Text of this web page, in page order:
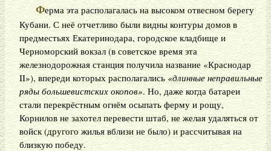
Ферма эта располагалась на высоком отвесном берегу
Кубани. С неё отчетливо были видны контуры домов в
предместьях Екатеринодара, городское кладбище и
Черноморский вокзал (в советское время эта
железнодорожная станция получила название «Краснодар
II»), впереди которых располагались «длинные неправильные
ряды большевистских окопов». Но, даже когда батареи
стали перекрёстным огнём осыпать ферму и рощу,
Корнилов не захотел перевести штаб, не желая удаляться от
войск (другого жилья вблизи не было) и рассчитывая на
близкую победу.